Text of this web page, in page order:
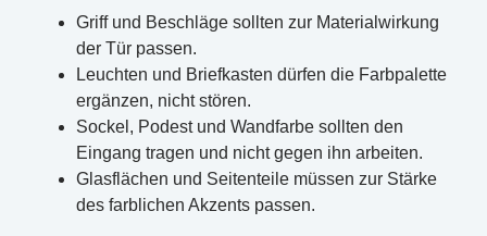
Griff und Beschläge sollten zur Materialwirkung
der Tür passen.
Leuchten und Briefkasten dürfen die Farbpalette
ergänzen, nicht stören.
Sockel, Podest und Wandfarbe sollten den
Eingang tragen und nicht gegen ihn arbeiten.
Glasflächen und Seitenteile müssen zur Stärke
des farblichen Akzents passen.